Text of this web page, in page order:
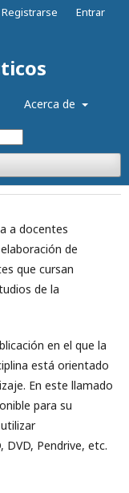
Acerca de
Registrarse Entrar
a docentes
de
que cursan
de la
en el que la
está orientado
En este llamado
para su
Pendrive, etc.